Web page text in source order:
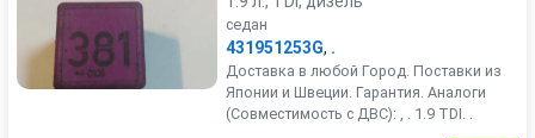
седан
431951253G, .
Доставка в любой Город. Поставки из
Японии и Швеции. Гарантия. Аналоги
(Совместимость с ДВС): , . 1.9 TDI. .